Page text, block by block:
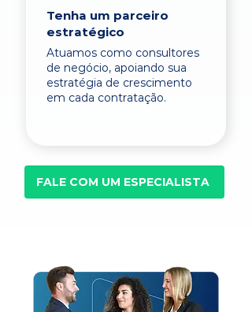
Tenha um parceiro
estratégico
Atuamos como consultores
de negócio, apoiando sua
estratégia de crescimento
em cada contratação.
FALE COM UM ESPECIALISTA